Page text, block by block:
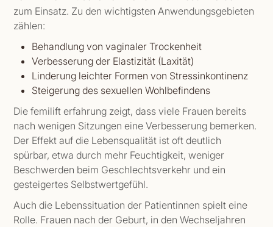
zum Einsatz. Zu den wichtigsten Anwendungsgebieten
zählen:
Behandlung von vaginaler Trockenheit
Verbesserung der Elastizität (Laxität)
Linderung leichter Formen von Stressinkontinenz
Steigerung des sexuellen Wohlbefindens
Die femilift erfahrung zeigt, dass viele Frauen bereits
nach wenigen Sitzungen eine Verbesserung bemerken.
Der Effekt auf die Lebensqualität ist oft deutlich
spürbar, etwa durch mehr Feuchtigkeit, weniger
Beschwerden beim Geschlechtsverkehr und ein
gesteigertes Selbstwertgefühl.
Auch die Lebenssituation der Patientinnen spielt eine
Rolle. Frauen nach der Geburt, in den Wechseljahren